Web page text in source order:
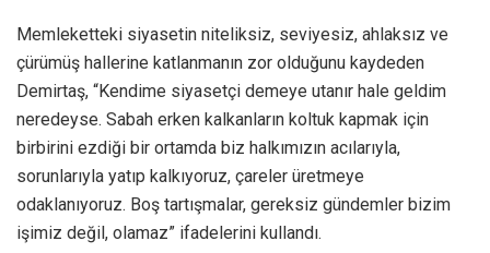
Memleketteki siyasetin niteliksiz, seviyesiz, ahlaksız ve
çürümüş hallerine katlanmanın zor olduğunu kaydeden
Demirtaş, “Kendime siyasetçi demeye utanır hale geldim
neredeyse. Sabah erken kalkanların koltuk kapmak için
birbirini ezdiği bir ortamda biz halkımızın acılarıyla,
sorunlarıyla yatıp kalkıyoruz, çareler üretmeye
odaklanıyoruz. Boş tartışmalar, gereksiz gündemler bizim
işimiz değil, olamaz” ifadelerini kullandı.